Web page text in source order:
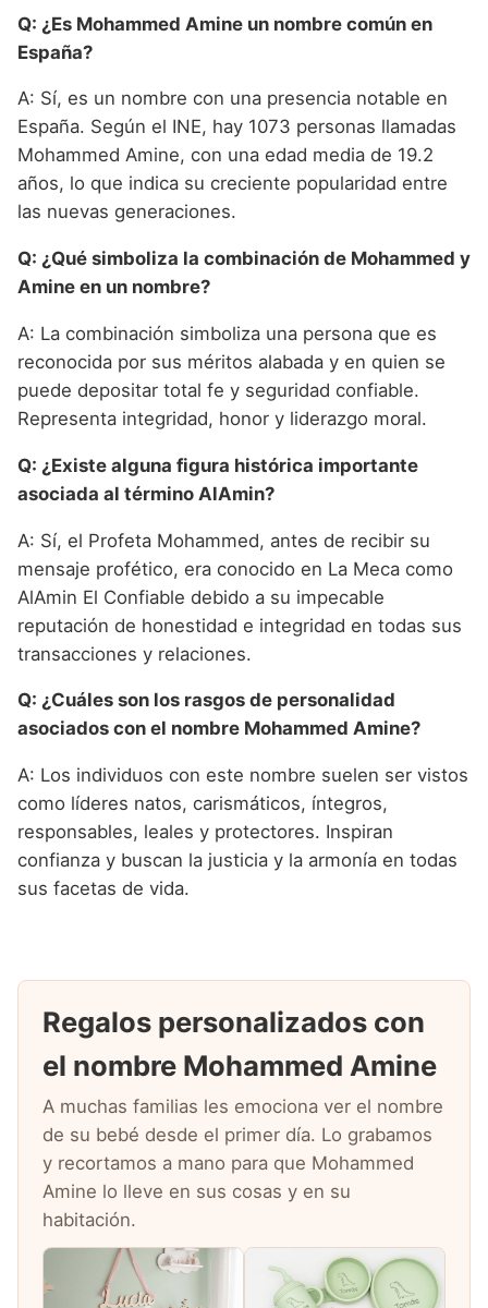
Q: ¿Es Mohammed Amine un nombre común en
España?
A: Sí, es un nombre con una presencia notable en
España. Según el INE, hay 1073 personas llamadas
Mohammed Amine, con una edad media de 19.2
años, lo que indica su creciente popularidad entre
las nuevas generaciones.
Q: ¿Qué simboliza la combinación de Mohammed y
Amine en un nombre?
A: La combinación simboliza una persona que es
reconocida por sus méritos alabada y en quien se
puede depositar total fe y seguridad confiable.
Representa integridad, honor y liderazgo moral.
Q: ¿Existe alguna figura histórica importante
asociada al término AlAmin?
A: Sí, el Profeta Mohammed, antes de recibir su
mensaje profético, era conocido en La Meca como
AlAmin El Confiable debido a su impecable
reputación de honestidad e integridad en todas sus
transacciones y relaciones.
Q: ¿Cuáles son los rasgos de personalidad
asociados con el nombre Mohammed Amine?
A: Los individuos con este nombre suelen ser vistos
como líderes natos, carismáticos, íntegros,
responsables, leales y protectores. Inspiran
confianza y buscan la justicia y la armonía en todas
sus facetas de vida.
Regalos personalizados con
el nombre Mohammed Amine
A muchas familias les emociona ver el nombre
de su bebé desde el primer día. Lo grabamos
y recortamos a mano para que Mohammed
Amine lo lleve en sus cosas y en su
habitación.